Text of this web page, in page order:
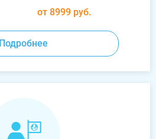
от 8999 руб.
Подробнее